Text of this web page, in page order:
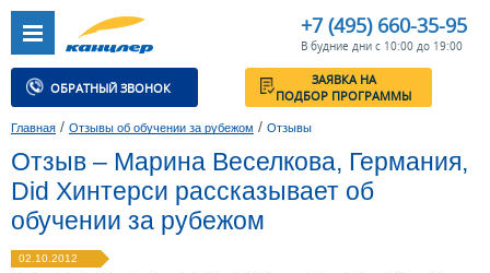
+7 (495) 660-35-95
В будние дни с 10:00 до 19:00
ОБРАТНЫЙ ЗВОНОК
ЗАЯВКА НА
ПОДБОР ПРОГРАММЫ
Главная / Отзывы об обучении за рубежом / Отзывы
Отзыв – Марина Веселкова, Германия,
Did Хинтерси рассказывает об
обучении за рубежом
02.10.2012